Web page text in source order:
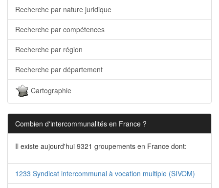
Recherche par nature juridique
Recherche par compétences
Recherche par région
Recherche par département
Cartographie
Combien d'intercommunalités en France ?
Il existe aujourd'hui 9321 groupements en France dont:
1233 Syndicat intercommunal à vocation multiple (SIVOM)